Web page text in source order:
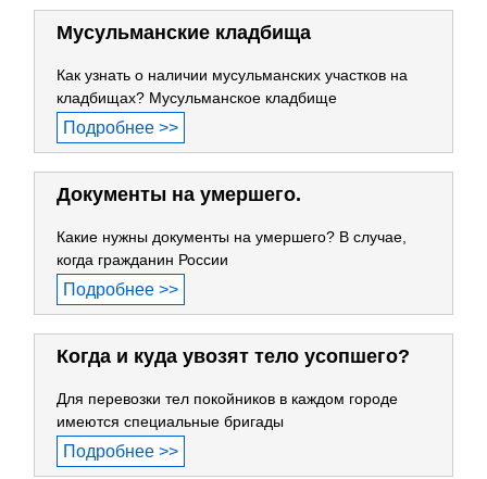
Мусульманские кладбища
Как узнать о наличии мусульманских участков на
кладбищах? Мусульманское кладбище
Подробнее >>
Документы на умершего.
Какие нужны документы на умершего? В случае,
когда гражданин России
Подробнее >>
Когда и куда увозят тело усопшего?
Для перевозки тел покойников в каждом городе
имеются специальные бригады
Подробнее >>